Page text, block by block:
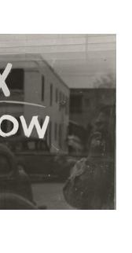
para
ante estas variables. A continuación